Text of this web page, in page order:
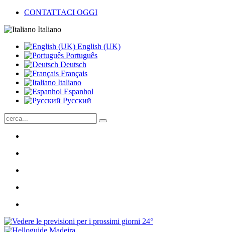
CONTATTACI OGGI
Italiano
English (UK)
Português
Deutsch
Français
Italiano
Espanhol
Pусский
24°